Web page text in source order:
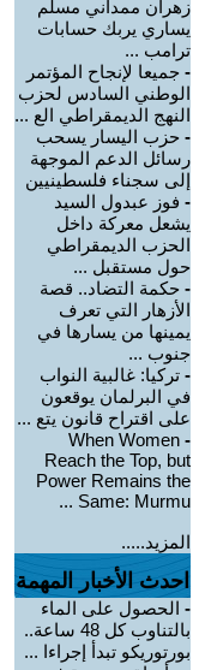
زهران ممداني مسلم
يساري يربك حسابات
ترامب ...
- جميعا لإنجاح المؤتمر
الوطني السادس لحزب
النهج الديمقراطي الع ...
- حزب اليسار يسحب
رسائل الدعم الموجهة
إلى سجناء فلسطينيين
- فوز عبدول السيد
يشعل معركة داخل
الحزب الديمقراطي
حول مستقبل ...
- حكمة التضاد.. قصة
الأزهار التي تعرف
يمينها من يسارها في
جنوب ...
- تركيا: غالبية النواب
في البرلمان يوقعون
على اقتراح قانون يتع ...
-
When Women
Reach the Top, but
Power Remains the
Same: Murmu ...
المزيد.....
احدث الأخبار المهمة
- الحصول على الماء
بالتناوب كل 48 ساعة..
بورتوريكو تبدأ إجراءا ...